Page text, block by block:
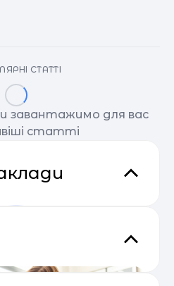
СТАТТІ
завантажимо для вас
статті